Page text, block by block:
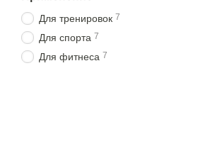
Для тренировок 7
Для спорта 7
Для фитнеса 7